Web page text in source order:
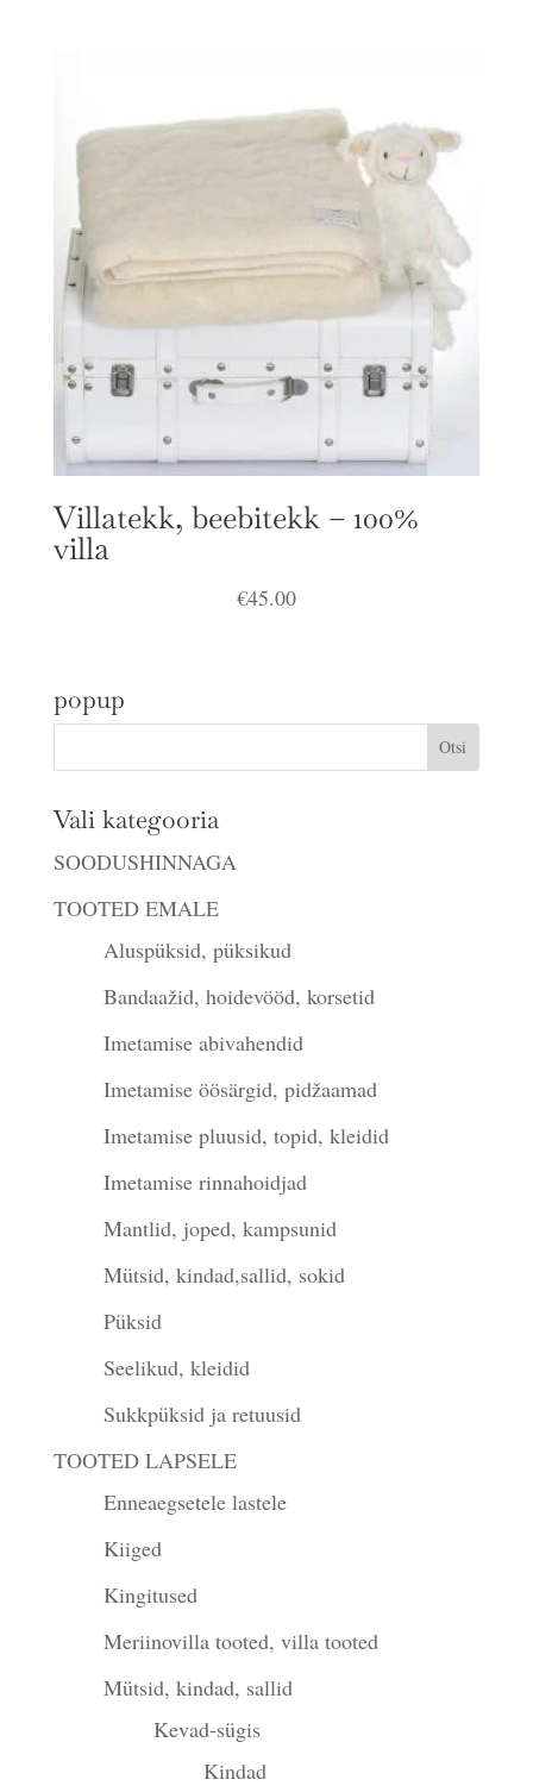
Villatekk, beebitekk – 100%
villa
€45.00
popup
Vali kategooria
SOODUSHINNAGA
TOOTED EMALE
Aluspüksid, püksikud
Bandaažid, hoidevööd, korsetid
Imetamise abivahendid
Imetamise öösärgid, pidžaamad
Imetamise pluusid, topid, kleidid
Imetamise rinnahoidjad
Mantlid, joped, kampsunid
Mütsid, kindad,sallid, sokid
Püksid
Seelikud, kleidid
Sukkpüksid ja retuusid
TOOTED LAPSELE
Enneaegsetele lastele
Kiiged
Kingitused
Meriinovilla tooted, villa tooted
Mütsid, kindad, sallid
Kevad-sügis
Kindad